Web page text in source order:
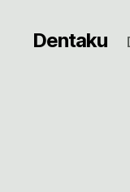
Dentaku